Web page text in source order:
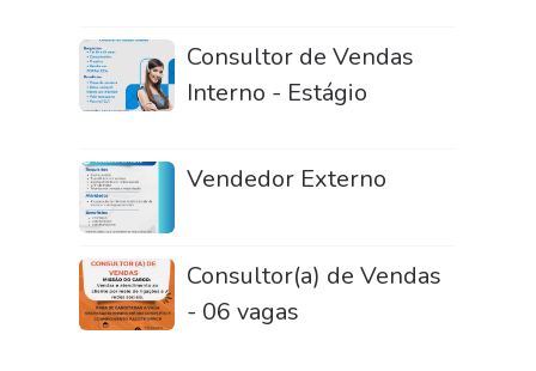
Consultor de Vendas
Interno - Estágio
Vendedor Externo
Consultor(a) de Vendas
- 06 vagas